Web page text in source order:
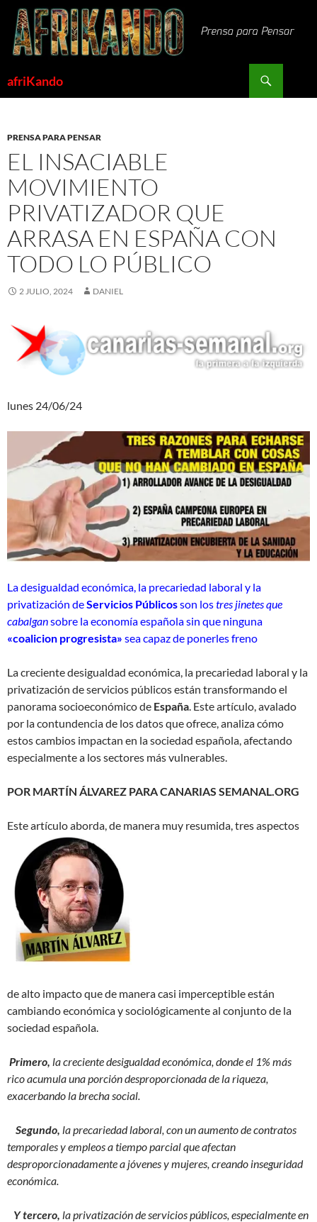
Saltar
contenido
afriKando
PRENSA PARA PENSAR
EL INSACIABLE
MOVIMIENTO
PRIVATIZADOR QUE
ARRASA EN ESPAÑA CON
TODO LO PÚBLICO
2 JULIO, 2024 DANIEL
lunes 24/06/24
La desigualdad económica, la precariedad laboral y la
privatización deServicios Públicosson lostres jinetes que
cabalgansobre la economía española sin que ninguna
«coalicion progresista» sea capaz de ponerles freno
La creciente desigualdad económica, la precariedad laboral y la
privatización de servicios públicos están transformando el
panorama socioeconómico de España . Este artículo, avalado
por la contundencia de los datos que ofrece, analiza cómo
estos cambios impactan en la sociedad española, afectando
especialmente a los sectores más vulnerables.
POR MARTÍN ÁLVAREZ PARA CANARIAS SEMANAL.ORG
Este artículo aborda, de manera muy resumida, tres aspectos
de alto impacto que de manera casi imperceptible están
cambiando económica y sociológicamente al conjunto de la
sociedad española.
Primero, la creciente desigualdad económica, donde el 1% más
rico acumula una porción desproporcionada de la riqueza,
exacerbando la brecha social.
Segundo, la precariedad laboral, con un aumento de contratos
temporales y empleos a tiempo parcial que afectan
desproporcionadamente a jóvenes y mujeres, creando inseguridad
económica.
Y tercero, la privatización de servicios públicos, especialmente en